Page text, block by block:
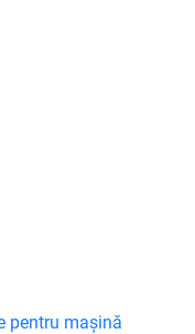
pentru mașină